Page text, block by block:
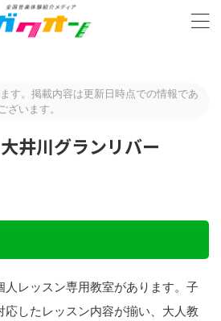
す。掲載内容は更新日時点での情報であ
ざいます。
井川グランリバー
人レッスン専用教室があります。子
したレッスン内容が揃い、大人教